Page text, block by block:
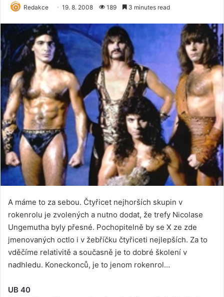
Redakce 19. 8. 2008 189 3 minutes read
A máme to za sebou. Čtyřicet nejhorších skupin v
rokenrolu je zvolených a nutno dodat, že trefy Nicolase
Ungemutha byly přesné. Pochopitelně by se X ze zde
jmenovaných octlo i v žebříčku čtyřiceti nejlepších. Za to
vděčíme relativitě a současně je to dobré školení v
nadhledu. Koneckonců, je to jenom rokenrol…
UB 40